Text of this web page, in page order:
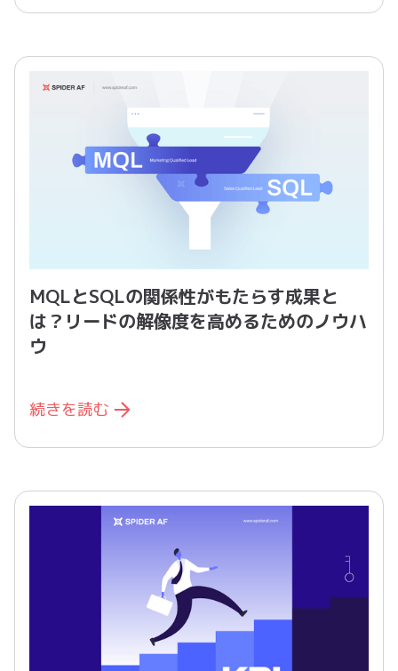
MQLとSQLの関係性がもたらす成果と
は？リードの解像度を高めるためのノウハ
ウ
続きを読む